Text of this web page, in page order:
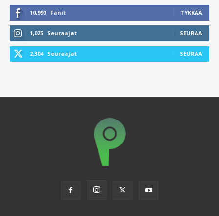
10,990 Fanit TYKKÄÄ
1,025 Seuraajat SEURAA
2,304 Seuraajat SEURAA